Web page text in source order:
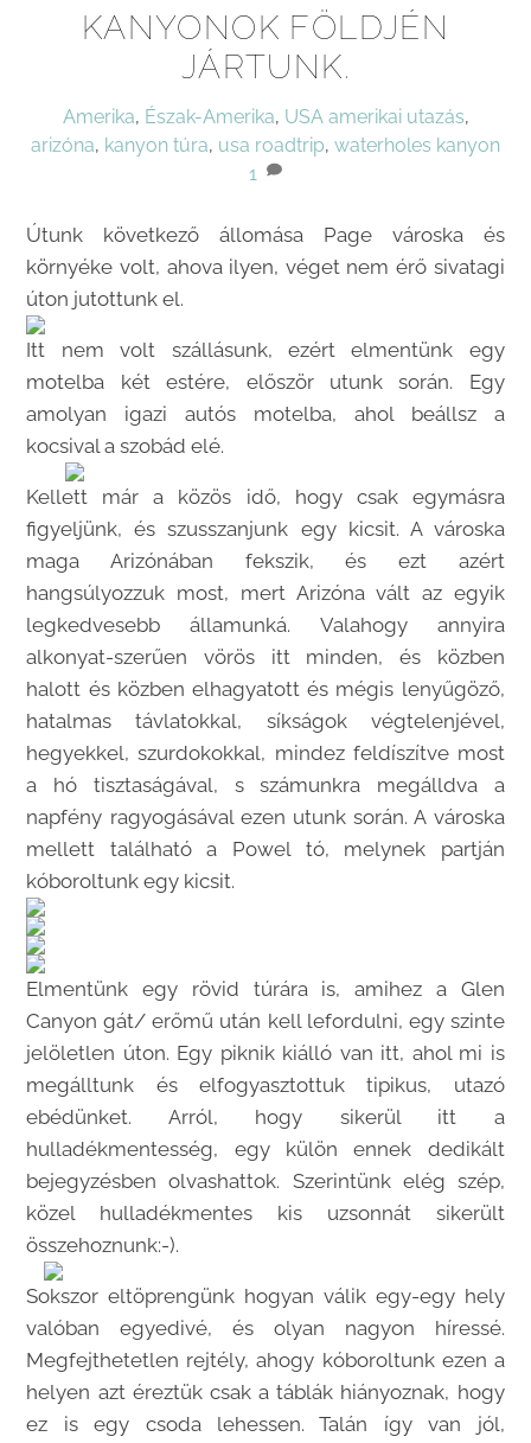
KANYONOK FÖLDJÉN
JÁRTUNK.
Amerika, Észak-Amerika, USA amerikai utazás,
arizóna, kanyon túra, usa roadtrip, waterholes kanyon
1
Útunk következő állomása Page városka és
környéke volt, ahova ilyen, véget nem érő sivatagi
úton jutottunk el.
Itt nem volt szállásunk, ezért elmentünk egy
motelba két estére, először utunk során. Egy
amolyan igazi autós motelba, ahol beállsz a
kocsival a szobád elé.
Kellett már a közös idő, hogy csak egymásra
figyeljünk, és szusszanjunk egy kicsit. A városka
maga Arizónában fekszik, és ezt azért
hangsúlyozzuk most, mert Arizóna vált az egyik
legkedvesebb államunká. Valahogy annyira
alkonyat-szerűen vörös itt minden, és közben
halott és közben elhagyatott és mégis lenyűgöző,
hatalmas távlatokkal, síkságok végtelenjével,
hegyekkel, szurdokokkal, mindez feldíszítve most
a hó tisztaságával, s számunkra megálldva a
napfény ragyogásával ezen utunk során. A városka
mellett található a Powel tó, melynek partján
kóboroltunk egy kicsit.
Elmentünk egy rövid túrára is, amihez a Glen
Canyon gát/ erőmű után kell lefordulni, egy szinte
jelöletlen úton. Egy piknik kiálló van itt, ahol mi is
megálltunk és elfogyasztottuk tipikus, utazó
ebédünket. Arról, hogy sikerül itt a
hulladékmentesség, egy külön ennek dedikált
bejegyzésben olvashattok. Szerintünk elég szép,
közel hulladékmentes kis uzsonnát sikerült
összehoznunk:-).
Sokszor eltöprengünk hogyan válik egy-egy hely
valóban egyedivé, és olyan nagyon híressé.
Megfejthetetlen rejtély, ahogy kóboroltunk ezen a
helyen azt éreztük csak a táblák hiányoznak, hogy
ez is egy csoda lehessen. Talán így van jól,